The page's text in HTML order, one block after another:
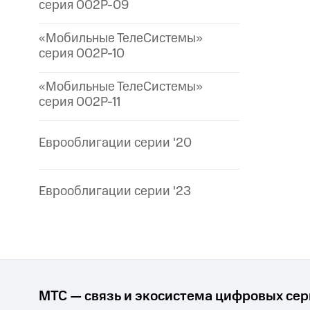
серия 002P-09
«Мобильные ТелеСистемы»
серия 002P-10
«Мобильные ТелеСистемы»
серия 002P-11
Еврооблигации серии '20
Еврооблигации серии '23
МТС — связь и экосистема цифровых